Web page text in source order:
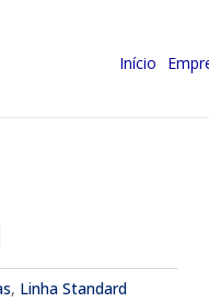
Início
, Linha Standard